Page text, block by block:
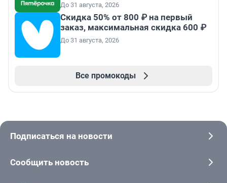
До 31 августа, 2026
Скидка 50% от 800 ₽ на первый
заказ, максимальная скидка 600 ₽
До 31 августа, 2026
Все промокоды
Подписаться на новости
Сообщить новость